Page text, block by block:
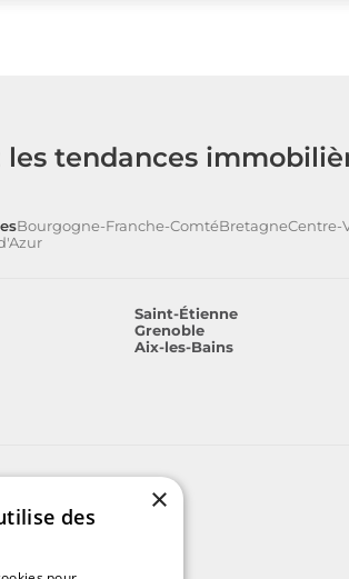
les tendances
Bourgogne-Franche-ComtéBretagneCentre-
Saint-Étienne
Grenoble
Aix-les-Bains
×
des